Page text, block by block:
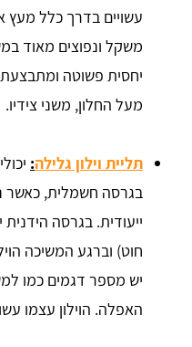
עשויים בדרך כלל מעץ
משקל ונפוצים מאוד
יחסית פשוטה
מעל החלון, משני צידיו.
תליית וילון גלילה:
בגרסה חשמלית, כאשר
ייעודית. בגרסה
חוט) וברגע המשיכה
יש מספר דגמים כמו
האפלה. הוילון עצמו